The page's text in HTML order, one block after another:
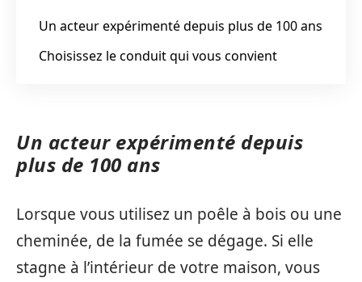
Un acteur expérimenté depuis plus de 100 ans
Choisissez le conduit qui vous convient
Un acteur expérimenté depuis
plus de 100 ans
Lorsque vous utilisez un poêle à bois ou une
cheminée, de la fumée se dégage. Si elle
stagne à l’intérieur de votre maison, vous